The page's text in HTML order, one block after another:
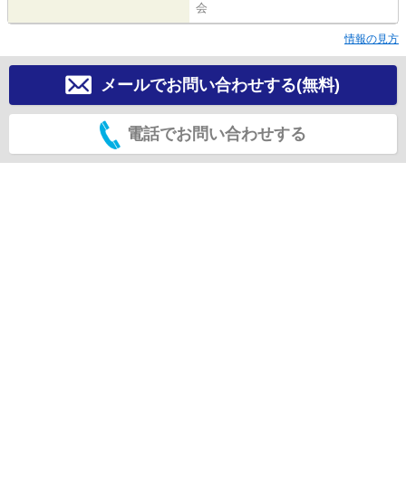
会
情報の見方
メールでお問い合わせする(無料)
電話でお問い合わせする